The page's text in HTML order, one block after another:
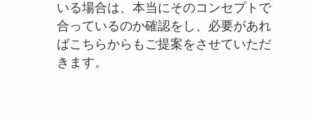
いる場合は、本当にそのコンセプトで
合っているのか確認をし、必要があれ
ばこちらからもご提案をさせていただ
きます。